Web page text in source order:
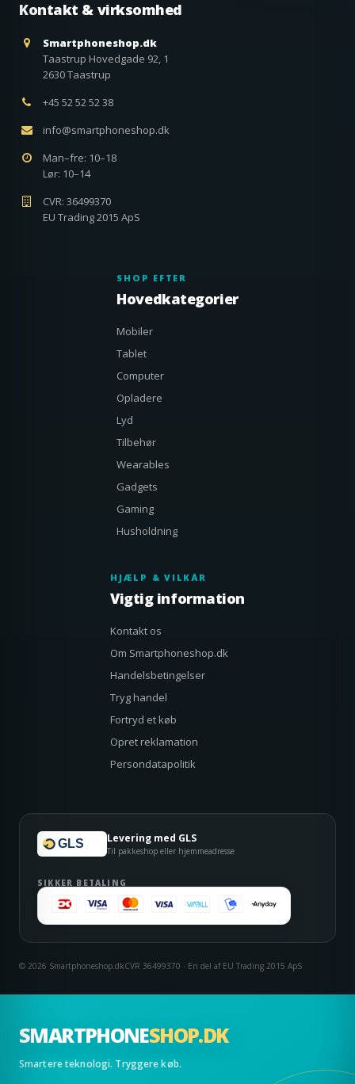
SMARTPHONESHOP.DK
Smartere teknologi. Tryggere køb.
Kontakt & virksomhed
Smartphoneshop.dk
Taastrup Hovedgade 92, 1
2630 Taastrup
+45 52 52 52 38
info@smartphoneshop.dk
Man–fre: 10–18
Lør: 10–14
CVR: 36499370
EU Trading 2015 ApS
SHOP EFTER
Hovedkategorier
Mobiler
Tablet
Computer
Opladere
Lyd
Tilbehør
Wearables
Gadgets
Gaming
Husholdning
HJÆLP & VILKÅR
Vigtig information
Kontakt os
Om Smartphoneshop.dk
Handelsbetingelser
Tryg handel
Fortryd et køb
Opret reklamation
Persondatapolitik
GLS Levering med GLS
Til pakkeshop eller hjemmeadresse
SIKKER BETALING
© 2026 Smartphoneshop.dkCVR 36499370 · En del af EU Trading 2015 ApS